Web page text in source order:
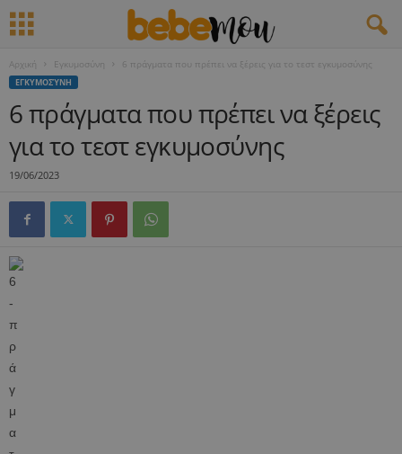
Αρχική Εγκυμοσύνη 6 πράγματα που πρέπει να ξέρεις για το τεστ εγκυμοσύνης
ΕΓΚΥΜΟΣΎΝΗ
6 πράγματα που πρέπει να ξέρεις
για το τεστ εγκυμοσύνης
19/06/2023